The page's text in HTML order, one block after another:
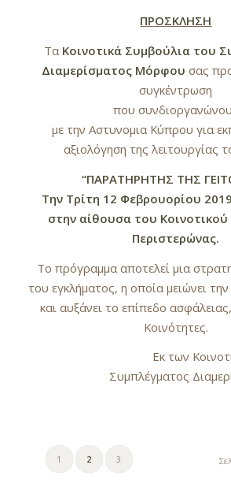
ΠΡΟΣΚΛΗΣΗ
Τα Κοινοτικά Συμβούλια του
Διαμερίσματος Μόρφου σας
συγκέντρωση
που
με την Αστυνομια Κύπρου για
αξιολόγηση της λειτουργίας
“ΠΑΡΑΤΗΡΗΤΗΣ ΤΗΣ
Την Τρίτη 12 Φεβρουορίου
στην αίθουσα του
Περιστερώνας.
Το πρόγραμμα αποτελεί μια
του εγκλήματος, η οποία μειώνει
και αυξάνει το επίπεδο
Κοινότητες.
Εκ των
Συμπλέγματος
1 2 3